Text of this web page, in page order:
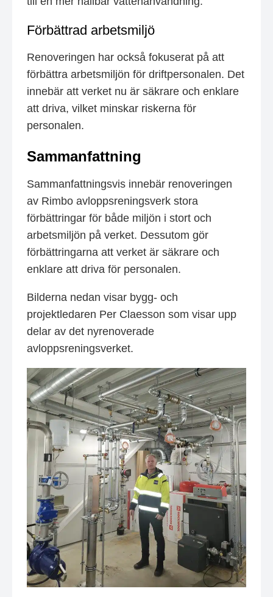
Förbättrad arbetsmiljö
Renoveringen har också fokuserat på att
förbättra arbetsmiljön för driftpersonalen. Det
innebär att verket nu är säkrare och enklare
att driva, vilket minskar riskerna för
personalen.
Sammanfattning
Sammanfattningsvis innebär renoveringen
av Rimbo avloppsreningsverk stora
förbättringar för både miljön i stort och
arbetsmiljön på verket. Dessutom gör
förbättringarna att verket är säkrare och
enklare att driva för personalen.
Bilderna nedan visar bygg- och
projektledaren Per Claesson som visar upp
delar av det nyrenoverade
avloppsreningsverket.